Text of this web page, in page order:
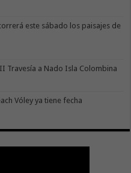
este sábado los paisajes de
Travesía a Nado Isla Colombina
Vóley ya tiene fecha